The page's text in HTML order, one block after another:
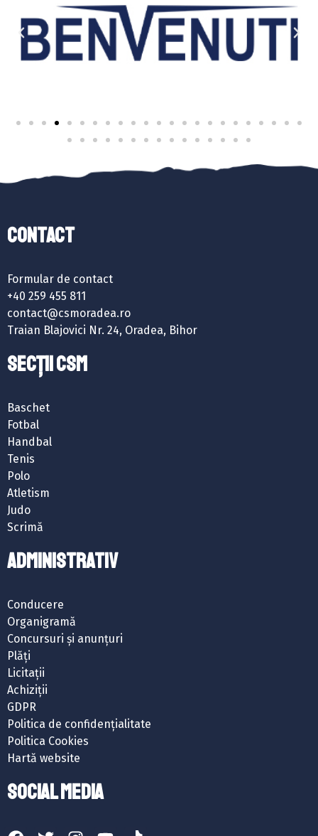
Contact
Formular de contact
+40 259 455 811
contact@csmoradea.ro
Traian Blajovici Nr. 24, Oradea, Bihor
SECȚII CSM
Baschet
Fotbal
Handbal
Tenis
Polo
Atletism
Judo
Scrimă
ADMINISTRATIV
Conducere
Organigramă
Concursuri și anunțuri
Plăți
Licitații
Achiziții
GDPR
Politica de confidențialitate
Politica Cookies
Hartă website
SOCIAL MEDIA